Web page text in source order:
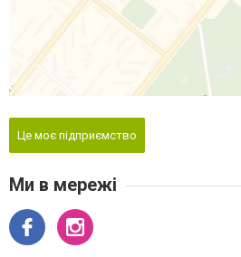
Це моє підприємство
Ми в мережі